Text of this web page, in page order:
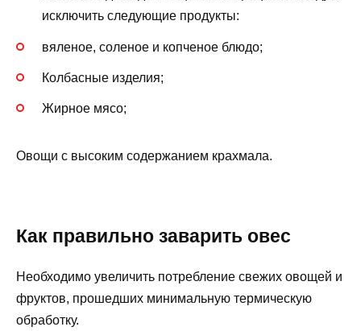
исключить следующие продукты:
вяленое, соленое и копченое блюдо;
Колбасные изделия;
Жирное мясо;
Овощи с высоким содержанием крахмала.
Как правильно заварить овес
Необходимо увеличить потребление свежих овощей и
фруктов, прошедших минимальную термическую
обработку.